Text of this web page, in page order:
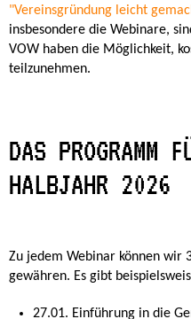
"Vereinsgründung leicht
insbesondere die Webinare,
VOW haben die Möglichkeit,
teilzunehmen.
DAS PROGRAMM
HALBJAHR 2026
Zu jedem Webinar können wir
gewähren. Es gibt
27.01. Einführung in die